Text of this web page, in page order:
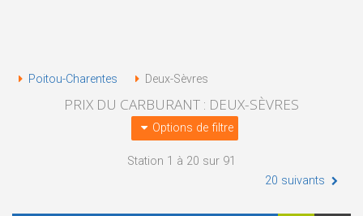
Poitou-Charentes Deux-Sèvres
PRIX DU CARBURANT : DEUX-SÈVRES
Options de filtre
Station 1 à 20 sur 91
20 suivants